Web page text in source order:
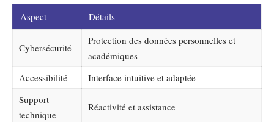
Aspect Détails
Cybersécurité
Protection des données personnelles et
académiques
Accessibilité
Interface intuitive et adaptée
Support
technique
Réactivité et assistance